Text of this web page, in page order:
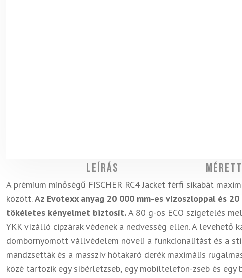
Leírás
A prémium minőségű FISCHER RC4 Jacket férfi síkabát
között.Az Evotexx anyag 20 000 mm-es vízoszloppal és
tökéletes kényelmet biztosít.A 80 g-os ECO szigetelés
YKK vízálló cipzárak védenek a nedvesség ellen. A levehető
dombornyomott vállvédelem növeli a funkcionalitást és a
mandzsetták és a masszív hótakaró derék maximális
közé tartozik egy síbérletzseb, egy mobiltelefon-zseb és egy